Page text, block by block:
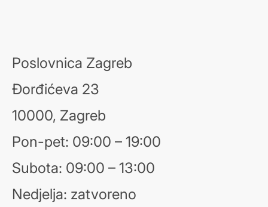
Poslovnica Zagreb
Đorđićeva 23
10000, Zagreb
Pon-pet: 09:00 – 19:00
Subota: 09:00 – 13:00
Nedjelja: zatvoreno